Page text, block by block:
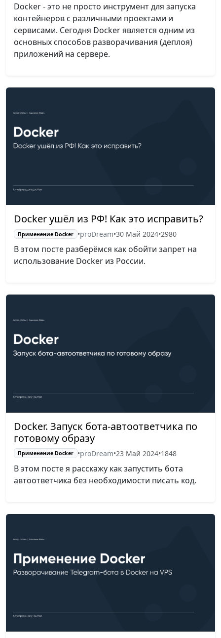
Docker - это не просто инструмент для запуска
контейнеров с различными проектами и
сервисами. Сегодня Docker является одним из
основных способов разворачивания (деплоя)
приложений на сервере.
Docker ушёл из РФ! Как это исправить?
Применение Docker •proDream•30 Май 2024•2980
В этом посте разберёмся как обойти запрет на
использование Docker из России.
Docker. Запуск бота-автоответчика по
готовому образу
Применение Docker •proDream•23 Май 2024•1848
В этом посте я расскажу как запустить бота
автоответчика без необходимости писать код.